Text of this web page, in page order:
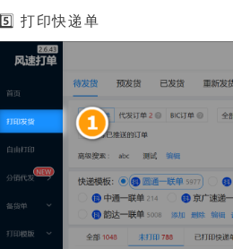
5️⃣ 打印快递单